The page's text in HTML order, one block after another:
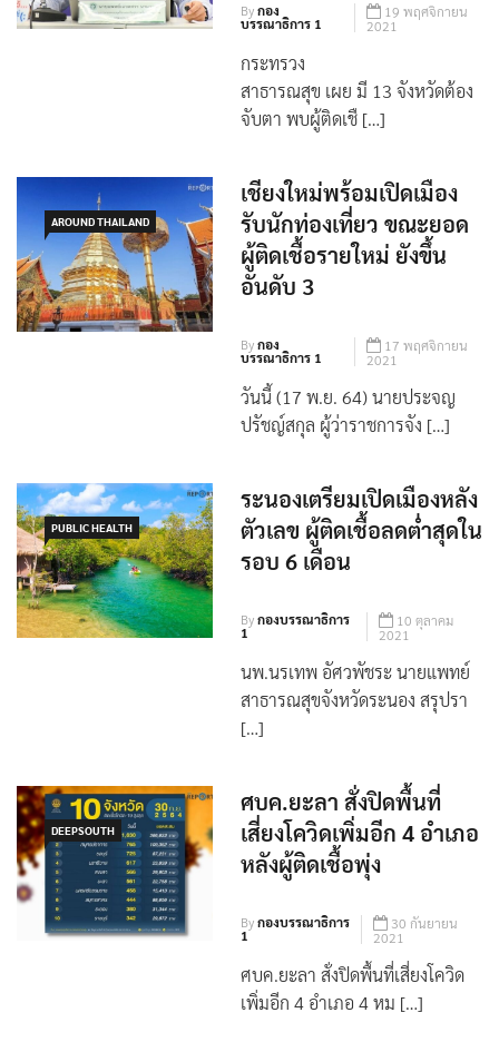
Byกอง
บรรณาธิการ 1
19 พฤศจิกายน
2021
กระทรวง
สาธารณสุข เผย มี 13 จังหวัดต้อง
จับตา พบผู้ติดเชื […]
AROUND THAILAND
เชียงใหม่พร้อมเปิดเมือง
รับนักท่องเที่ยว ขณะยอด
ผู้ติดเชื้อรายใหม่ ยังขึ้น
อันดับ 3
Byกอง
บรรณาธิการ 1
17 พฤศจิกายน
2021
วันนี้ (17 พ.ย. 64) นายประจญ
ปรัชญ์สกุล ผู้ว่าราชการจัง […]
PUBLIC HEALTH
ระนองเตรียมเปิดเมืองหลัง
ตัวเลข ผู้ติดเชื้อลดต่ำสุดใน
รอบ 6 เดือน
Byกองบรรณาธิการ
1
10 ตุลาคม
2021
นพ.นรเทพ อัศวพัชระ นายแพทย์
สาธารณสุขจังหวัดระนอง สรุปรา
[…]
DEEPSOUTH
ศบค.ยะลา สั่งปิดพื้นที่
เสี่ยงโควิดเพิ่มอีก 4 อำเภอ
หลังผู้ติดเชื้อพุ่ง
Byกองบรรณาธิการ
1
30 กันยายน
2021
ศบค.ยะลา สั่งปิดพื้นที่เสี่ยงโควิด
เพิ่มอีก 4 อำเภอ 4 หม […]